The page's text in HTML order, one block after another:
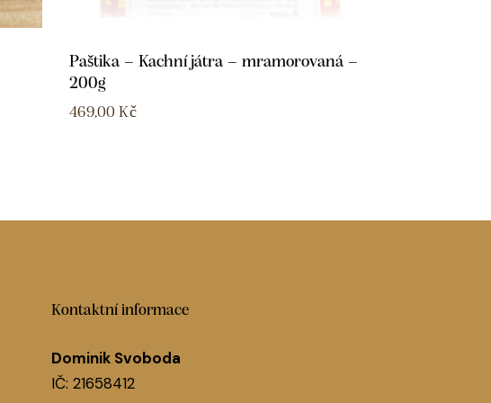
Paštika – Kachní játra – mramorovaná –
200g
469,00Kč
Kontaktní informace
Dominik Svoboda
IČ: 21658412